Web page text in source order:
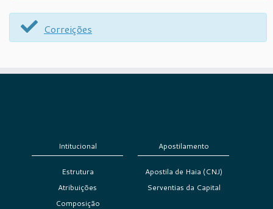
Correições
Intitucional
Estrutura
Atribuições
Composição
Apostilamento
Apostila de Haia (CNJ)
Serventias da Capital